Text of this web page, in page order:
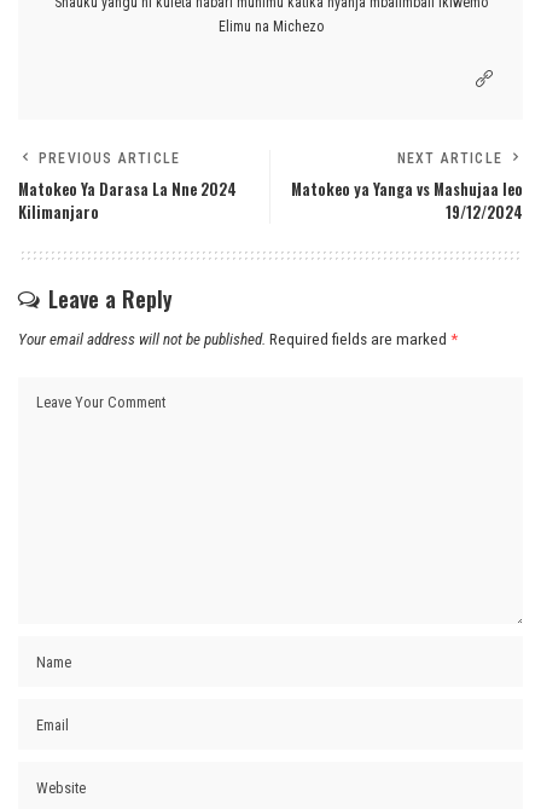
Elimu na Michezo
PREVIOUS ARTICLE
Matokeo Ya Darasa La Nne 2024
Kilimanjaro
NEXT ARTICLE
Matokeo ya Yanga vs Mashujaa leo
19/12/2024
Leave a Reply
Your email address will not be published. Required fields are marked *